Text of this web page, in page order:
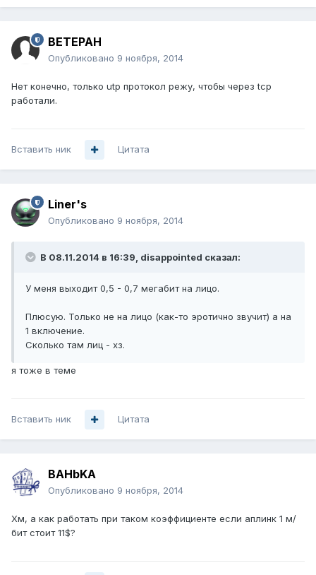
BETEPAH
Опубликовано 9 ноября, 2014
Нет конечно, только utp протокол режу, чтобы через tcp
работали.
Вставить ник Цитата
Liner's
Опубликовано 9 ноября, 2014
В 08.11.2014 в 16:39, disappointed сказал:
У меня выходит 0,5 - 0,7 мегабит на лицо.
Плюсую. Только не на лицо (как-то эротично звучит) а на
1 включение.
Сколько там лиц - хз.
я тоже в теме
Вставить ник Цитата
BAHbKA
Опубликовано 9 ноября, 2014
Хм, а как работать при таком коэффициенте если аплинк 1 м/
бит стоит 11$?